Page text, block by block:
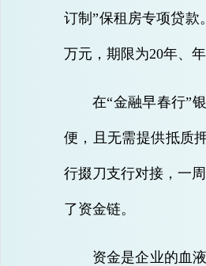
订制”保租房专项贷款
万元，期限为20年、
在“金融早春行”
便，且无需提供抵质
行掇刀支行对接，一
了资金链。
资金是企业的血